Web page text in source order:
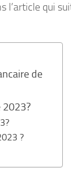
qui
de
2023?
?